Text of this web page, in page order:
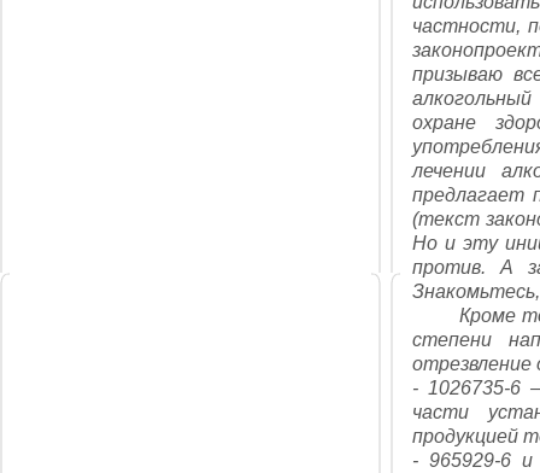
частности,
призываю
охране
лечении
предлагает
(текст
Но и эту
против. А
Кроме того
степени
- 1026735-6
части
продукцией
- 965929-6 и